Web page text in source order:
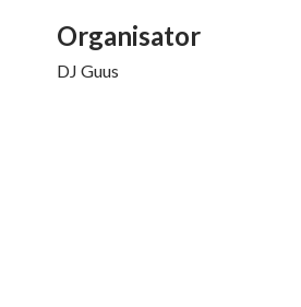
Organisator
DJ Guus